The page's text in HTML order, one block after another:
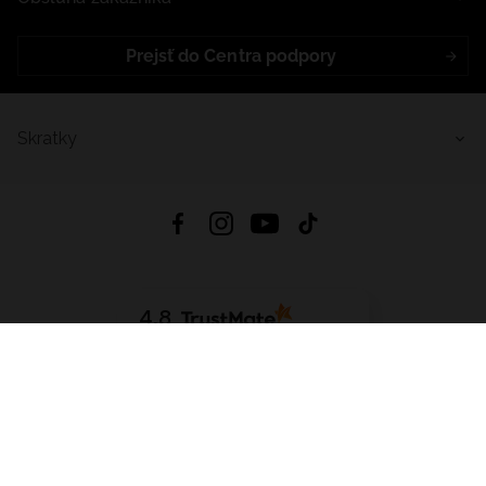
Prejsť do Centra podpory
4.8